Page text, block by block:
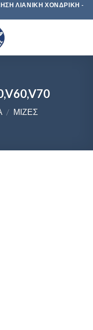
ΛΙΑΝΙΚΗ ΧΟΝΔΡΙΚΗ -
/ ΜΙΖΕΣ